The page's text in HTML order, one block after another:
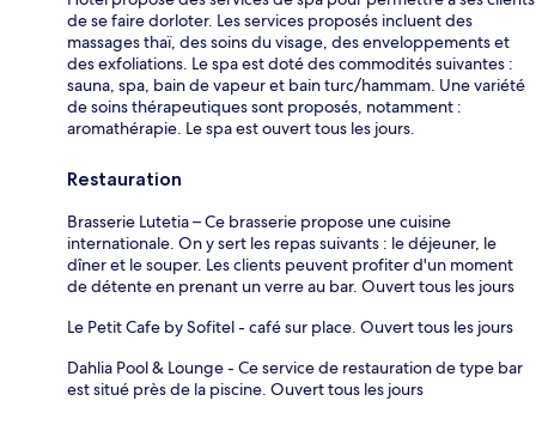
de se faire dorloter. Les services proposés incluent des
massages thaï, des soins du visage, des enveloppements et
des exfoliations. Le spa est doté des commodités suivantes :
sauna, spa, bain de vapeur et bain turc/hammam. Une variété
de soins thérapeutiques sont proposés, notamment :
aromathérapie. Le spa est ouvert tous les jours.
Restauration
Brasserie Lutetia – Ce brasserie propose une cuisine
internationale. On y sert les repas suivants : le déjeuner, le
dîner et le souper. Les clients peuvent profiter d'un moment
de détente en prenant un verre au bar. Ouvert tous les jours
Le Petit Cafe by Sofitel - café sur place. Ouvert tous les jours
Dahlia Pool & Lounge - Ce service de restauration de type bar
est situé près de la piscine. Ouvert tous les jours